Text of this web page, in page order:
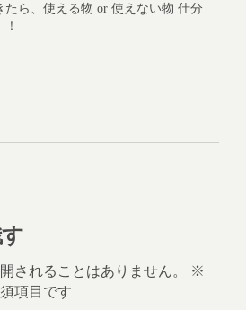
たら、使える物 or 使えない物 仕分
されることはありません。
※
項目です